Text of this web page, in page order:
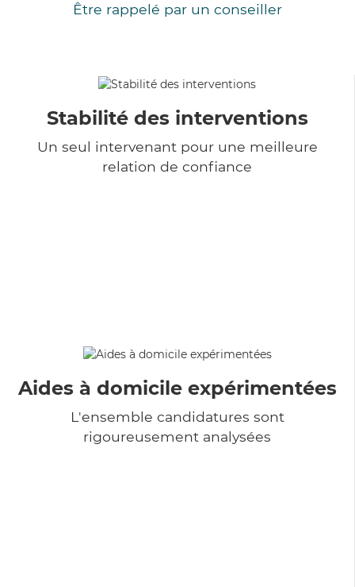
Être rappelé par un conseiller
Stabilité des interventions
Un seul intervenant pour une meilleure
relation de confiance
Aides à domicile expérimentées
L'ensemble candidatures sont
rigoureusement analysées